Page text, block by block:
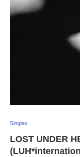
Singles
LOST UNDER